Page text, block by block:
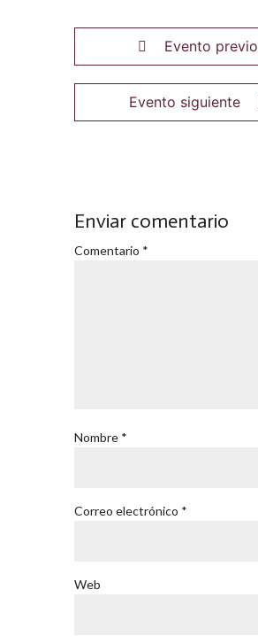
Evento previo
Evento siguiente
Enviar comentario
Comentario *
Nombre *
Correo electrónico *
Web